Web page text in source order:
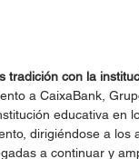
tradición con la
a CaixaBank,
educativa en
dirigiéndose a los
a continuar y